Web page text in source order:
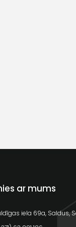
ar mums
iela 69a, Saldus,